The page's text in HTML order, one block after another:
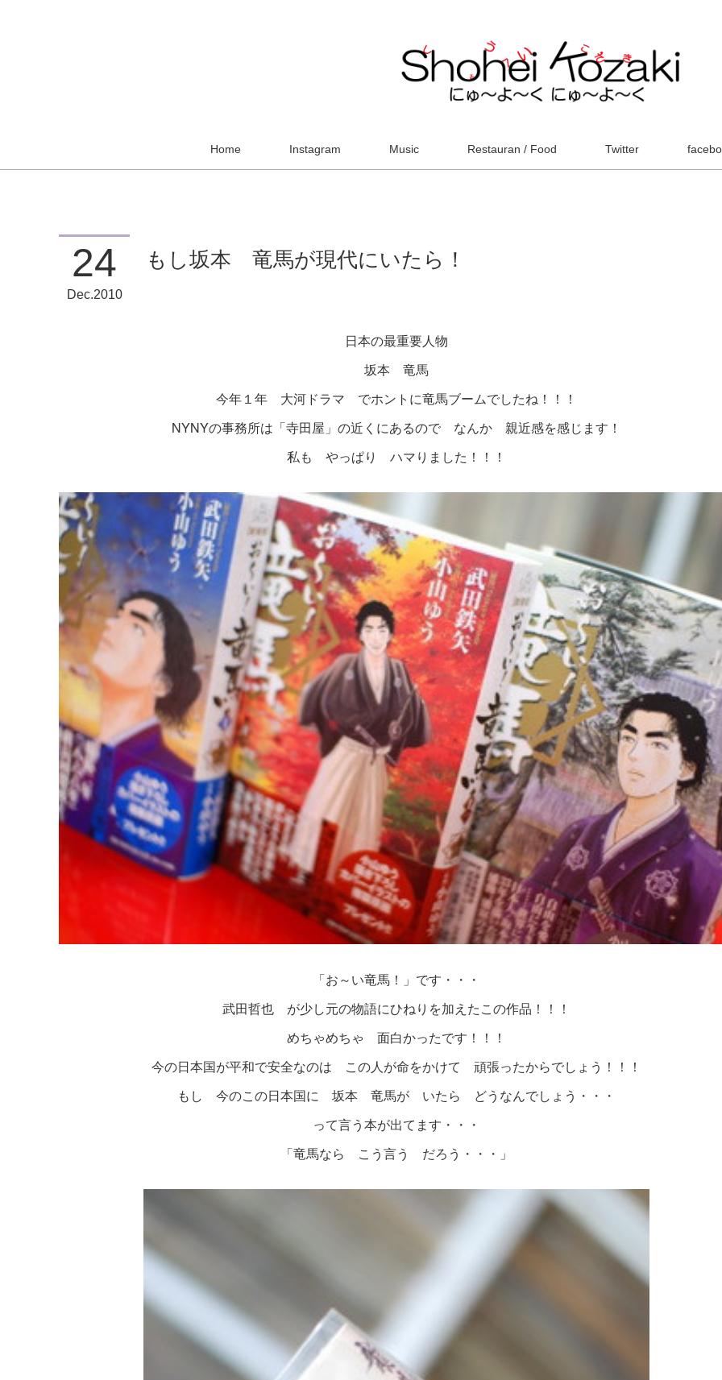
Home Instagram Music Restauran / Food Twitter
24
Dec 2010
もし坂本 竜馬が現代にいたら！
日本の最重要人物
坂本 竜馬
今年１年 大河ドラマ でホントに竜馬ブームでしたね！！！
NYNYの事務所は「寺田屋」の近くにあるので なんか 親近感を感じます！
私も やっぱり ハマりました！！！
「お～い竜馬！」です・・・
武田哲也 が少し元の物語にひねりを加えたこの作品！！！
めちゃめちゃ 面白かったです！！！
今の日本国が平和で安全なのは この人が命をかけて 頑張ったからでしょう！！！
もし 今のこの日本国に 坂本 竜馬が いたら どうなんでしょう・・・
って言う本が出てます・・・
「竜馬なら こう言う だろう・・・」